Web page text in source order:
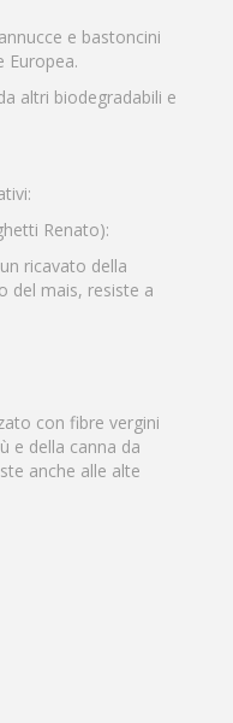
e bastoncini
Europea.
altri biodegradabili e
Renato):
ricavato della
del mais, resiste a
con fibre vergini
e della canna da
anche alle alte